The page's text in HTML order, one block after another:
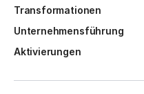
Transformationen
Unternehmensführung
Aktivierungen